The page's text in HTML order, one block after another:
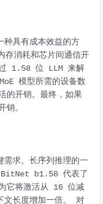
具有成本效益的方
存消耗和芯片间通信开
过 1.58 位 LLM 来解
模型所需的设备数
的开销。最终，如果
销。
需求。长序列推理的一
BitNet b1.58 代表了
它将激活从 16 位减
文长度增加一倍。 对